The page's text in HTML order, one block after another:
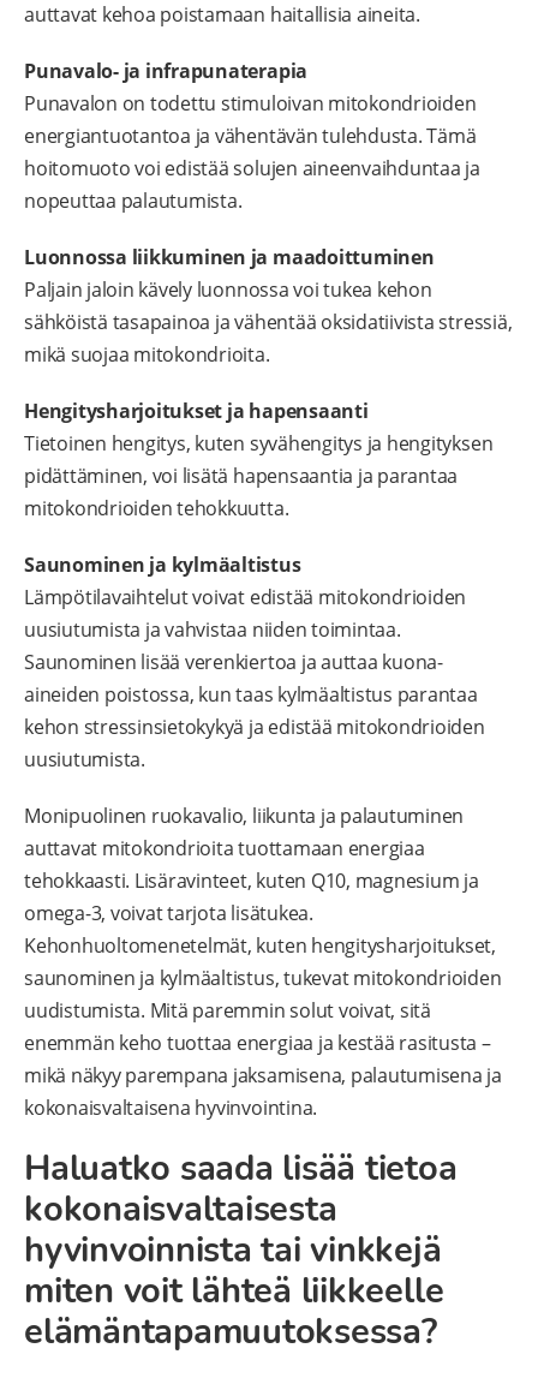
auttavat kehoa poistamaan haitallisia aineita.
Punavalo- ja infrapunaterapia
Punavalon on todettu stimuloivan mitokondrioiden
energiantuotantoa ja vähentävän tulehdusta. Tämä
hoitomuoto voi edistää solujen aineenvaihduntaa ja
nopeuttaa palautumista.
Luonnossa liikkuminen ja maadoittuminen
Paljain jaloin kävely luonnossa voi tukea kehon
sähköistä tasapainoa ja vähentää oksidatiivista stressiä,
mikä suojaa mitokondrioita.
Hengitysharjoitukset ja hapensaanti
Tietoinen hengitys, kuten syvähengitys ja hengityksen
pidättäminen, voi lisätä hapensaantia ja parantaa
mitokondrioiden tehokkuutta.
Saunominen ja kylmäaltistus
Lämpötilavaihtelut voivat edistää mitokondrioiden
uusiutumista ja vahvistaa niiden toimintaa.
Saunominen lisää verenkiertoa ja auttaa kuona-
aineiden poistossa, kun taas kylmäaltistus parantaa
kehon stressinsietokykyä ja edistää mitokondrioiden
uusiutumista.
Monipuolinen ruokavalio, liikunta ja palautuminen
auttavat mitokondrioita tuottamaan energiaa
tehokkaasti. Lisäravinteet, kuten Q10, magnesium ja
omega-3, voivat tarjota lisätukea.
Kehonhuoltomenetelmät, kuten hengitysharjoitukset,
saunominen ja kylmäaltistus, tukevat mitokondrioiden
uudistumista. Mitä paremmin solut voivat, sitä
enemmän keho tuottaa energiaa ja kestää rasitusta –
mikä näkyy parempana jaksamisena, palautumisena ja
kokonaisvaltaisena hyvinvointina.
Haluatko saada lisää tietoa
kokonaisvaltaisesta
hyvinvoinnista tai vinkkejä
miten voit lähteä liikkeelle
elämäntapamuutoksessa?